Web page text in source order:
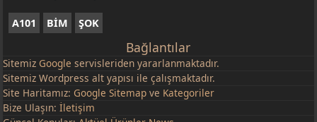
A101 BİM ŞOK
Bağlantılar
Sitemiz Google servisleriden yararlanmaktadır.
Sitemiz Wordpress alt yapısı ile çalışmaktadır.
Site Haritamız: Google Sitemap ve Kategoriler
Bize Ulaşın:İletişim